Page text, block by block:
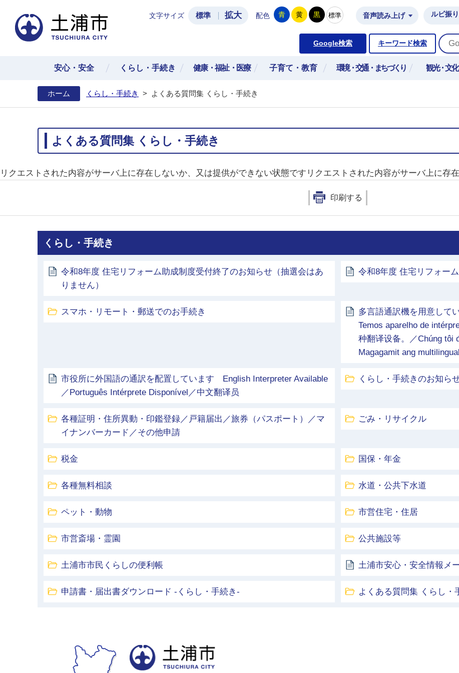
土浦市公式ホームページ
文字サイズ 標準 拡大 配色 青 黄 黒 標準 音声読み上げ ルビ振り
Google検索 キーワード検索
安心・安全 くらし・手続き 健康・福祉・医療 子育て・教育 環境・交通・まちづくり 観光・文
ホーム くらし・手続き > よくある質問集 くらし・手続き
よくある質問集 くらし・手続き
リクエストされた内容がサーバ上に存在しないか、又は提供ができない状態ですリクエストされた内容がサーバ上に存
印刷する
くらし・手続き
令和8年度 住宅リフォーム助成制度受付終了のお知らせ（抽選会はあ
りません）
令和8年度 住宅リフォー
スマホ・リモート・郵送でのお手続き
多言語通訳機を用意して
Temos aparelho de
种翻译设备。／Chúng tôi
Magagamit ang
市役所に外国語の通訳を配置しています English Interpreter Available
／Português Intérprete Disponível／中文翻译员
くらし・手続きのお知ら
各種証明・住所異動・印鑑登録／戸籍届出／旅券（パスポート）／マ
イナンバーカード／その他申請
ごみ・リサイクル
税金 国保・年金
各種無料相談 水道・公共下水道
ペット・動物 市営住宅・住居
市営斎場・霊園 公共施設等
土浦市市民くらしの便利帳 土浦市安心・安全情報メ
申請書・届出書ダウンロード -くらし・手続き- よくある質問集 くらし・